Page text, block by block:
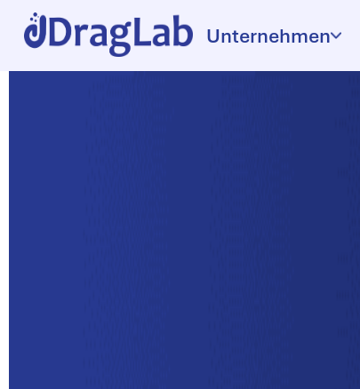
Unternehmen